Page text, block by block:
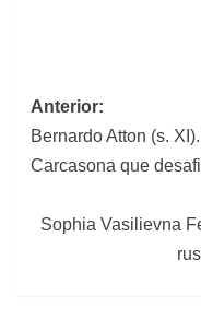
Navegación
de
entradas
Anterior:
Bernardo Atton (s.
Carcasona que
Sophia Vasilievna